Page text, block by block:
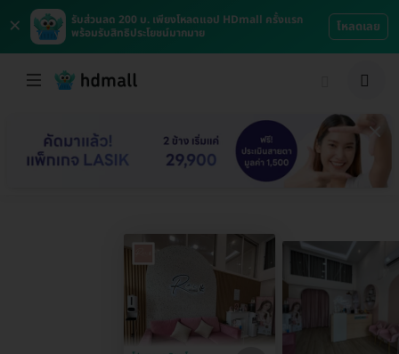
×
รับส่วนลด 200 บ. เพียงโหลดแอป HDmall ครั้งแรก
พร้อมรับสิทธิประโยชน์มากมาย
โหลดเลย